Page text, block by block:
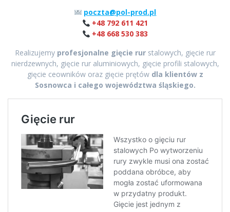
poczta@pol-prod.pl
+48 792 611 421
+48 668 530 383
Realizujemyprofesjonalne gięcie rurstalowych, gięcie rur
nierdzewnych, gięcie rur aluminiowych, gięcie profili stalowych,
gięcie ceowników oraz gięcie prętów dla klientów z
Sosnowca i całego województwa śląskiego.